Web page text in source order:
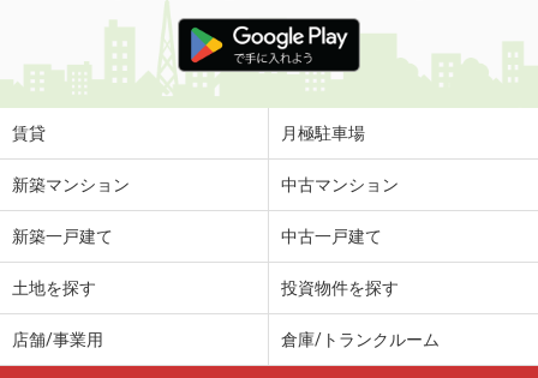
賃貸 月極駐車場
新築マンション 中古マンション
新築一戸建て 中古一戸建て
土地を探す 投資物件を探す
店舗/事業用 倉庫/トランクルーム